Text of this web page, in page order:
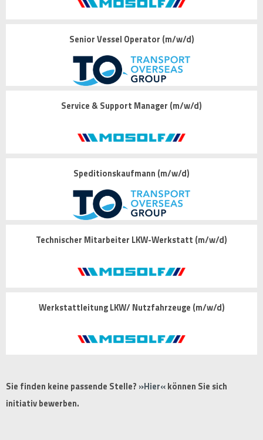
Senior Vessel Operator (m/w/d)
Service & Support Manager (m/w/d)
Speditionskaufmann (m/w/d)
Technischer Mitarbeiter LKW-Werkstatt (m/w/d)
Werkstattleitung LKW/ Nutzfahrzeuge (m/w/d)
Sie finden keine passende Stelle? Hier
können Sie sich
initiativ bewerben.